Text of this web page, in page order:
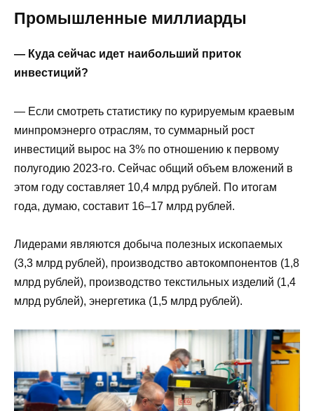
Промышленные миллиарды
— Куда сейчас идет наибольший приток
инвестиций?
— Если смотреть статистику по курируемым краевым
минпромэнерго отраслям, то суммарный рост
инвестиций вырос на 3% по отношению к первому
полугодию 2023-го. Сейчас общий объем вложений в
этом году составляет 10,4 млрд рублей. По итогам
года, думаю, составит 16–17 млрд рублей.
Лидерами являются добыча полезных ископаемых
(3,3 млрд рублей), производство автокомпонентов (1,8
млрд рублей), производство текстильных изделий (1,4
млрд рублей), энергетика (1,5 млрд руб­лей).